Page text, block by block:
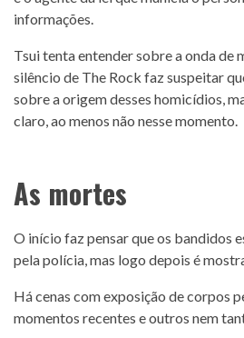
informações.
Tsui tenta entender sobre a onda de
silêncio de The Rock faz suspeitar
sobre a origem desses homicídios,
claro, ao menos não nesse momento.
As mortes
O início faz pensar que os bandidos
pela polícia, mas logo depois é
Há cenas com exposição de corpos
momentos recentes e outros nem